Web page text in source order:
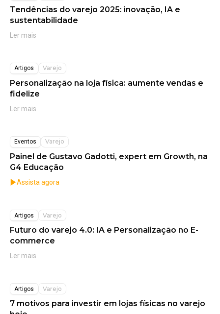
Tendências do varejo 2025: inovação, IA e
sustentabilidade
Ler mais
Artigos Varejo
Personalização na loja física: aumente vendas e
fidelize
Ler mais
Eventos Varejo
Painel de Gustavo Gadotti, expert em Growth, na
G4 Educação
Assista agora
Artigos Varejo
Futuro do varejo 4.0: IA e Personalização no E-
commerce
Ler mais
Artigos Varejo
7 motivos para investir em lojas físicas no varejo